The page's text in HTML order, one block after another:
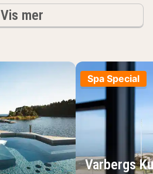
Vis merResultater
Spa Special
Varbergs